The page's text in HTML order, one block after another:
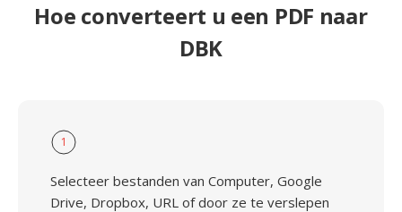
Hoe converteert u een PDF naar
DBK
1
Selecteer bestanden van Computer, Google
Drive, Dropbox, URL of door ze te verslepen